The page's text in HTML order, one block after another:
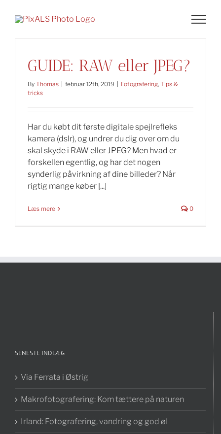
GUIDE: RAW eller JPEG?
By Thomas februar 12th, 2019 Fotografering, Tips &
tricks
Har du købt dit første digitale spejlrefleks
kamera (dslr), og undrer du dig over om du
skal skyde i RAW eller JPEG? Men hvad er
forskellen egentlig, og har det nogen
synderlig påvirkning af dine billeder? Når
rigtig mange køber [...]
Læs mere 0
SENESTE INDLÆG
Via Ferrata i Østrig
Makrofotografering: Kom tættere på naturen
Irland: Fotografering, vandring og god øl